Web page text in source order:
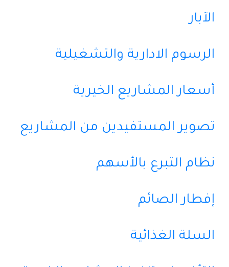
الآبار
الرسوم الادارية والتشغيلية
أسعار المشاريع الخيرية
تصوير المستفيدين من المشاريع
نظام التبرع بالأسهم
إفطار الصائم
السلة الغذائية